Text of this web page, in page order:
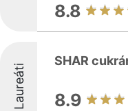
8.8
Laureáti
SHAR
8.9